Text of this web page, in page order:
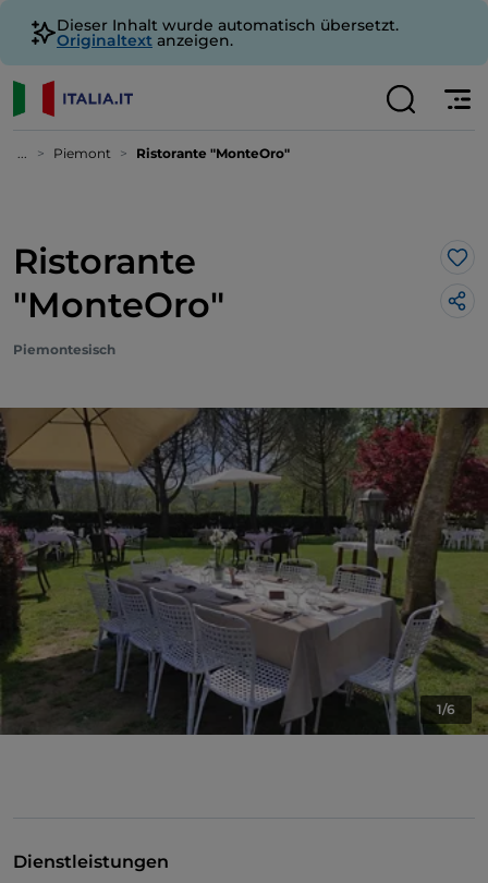
Dieser Inhalt wurde automatisch übersetzt.
Originaltext anzeigen.
... Piemont Ristorante "MonteOro"
Ristorante
"MonteOro"
Piemontesisch
1/6
Dienstleistungen